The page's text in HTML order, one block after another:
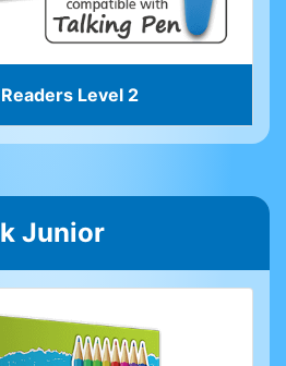
Level 2
Junior